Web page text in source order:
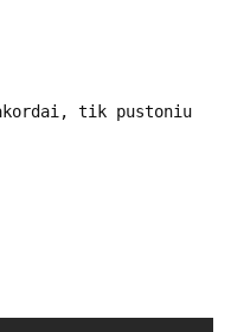
tik pustoniu